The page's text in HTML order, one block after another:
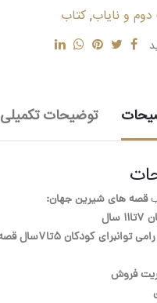
و نایاب,کتاب
توضیحات تکمیلی
قصه های شیرین جهان:
رامی توانبرای کودکان 5تا7سال قصه گویی یا بلندخوانی کرد.
فروش